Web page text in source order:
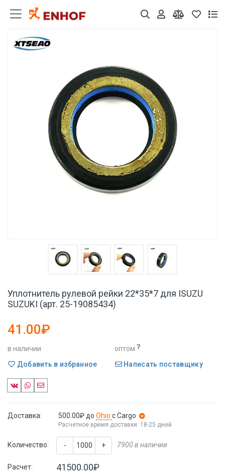
Уплотнитель рулевой рейки 22*35*7 для ISUZU
SUZUKI (арт. 25-19085434)
41.00₽
в наличии
оптом
Добавить в избранное
Написать поставщику
Доставка: 500.00₽ до Ohio с Cargo
Расчетное время доставки: 18-25 дней
Количество: - + 7900 в наличии
Расчет: 41500.00₽